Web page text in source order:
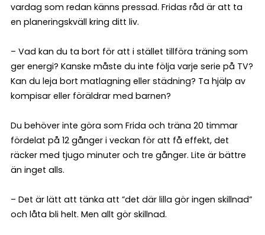
vardag som redan känns pressad. Fridas råd är att ta
en planeringskväll kring ditt liv.
– Vad kan du ta bort för att i stället tillföra träning som
ger energi? Kanske måste du inte följa varje serie på TV?
Kan du leja bort matlagning eller städning? Ta hjälp av
kompisar eller föräldrar med barnen?
Du behöver inte göra som Frida och träna 20 timmar
fördelat på 12 gånger i veckan för att få effekt, det
räcker med tjugo minuter och tre gånger. Lite är bättre
än inget alls.
– Det är lätt att tänka att ”det där lilla gör ingen skillnad”
och låta bli helt. Men allt gör skillnad.